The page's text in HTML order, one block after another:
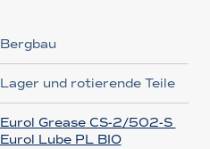
Bergbau
Lager und rotierende Teile
Eurol Grease CS-2/502-S
Eurol Lube PL BIO